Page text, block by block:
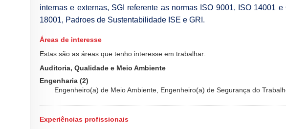
internas e externas, SGI referente as normas ISO 9001, ISO 14001 e
18001, Padroes de Sustentabilidade ISE e GRI.
Áreas de interesse
Estas são as áreas que tenho interesse em trabalhar:
Auditoria, Qualidade e Meio Ambiente
Engenharia (2)
Engenheiro(a) de Meio Ambiente, Engenheiro(a) de Segurança do
Experiências profissionais